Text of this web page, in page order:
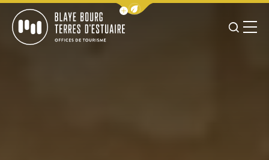
Afficher la barre de navigation
JE
MENU